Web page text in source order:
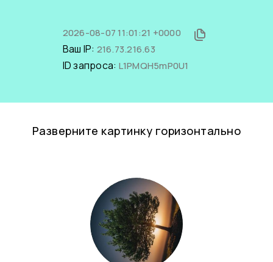
2026-08-07 11:01:21 +0000
Ваш IP: 216.73.216.63
ID запроса: L1PMQH5mP0U1
Разверните картинку горизонтально